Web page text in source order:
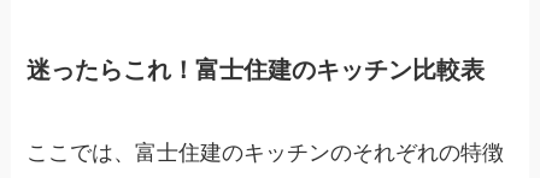
迷ったらこれ！富士住建のキッチン比較表
ここでは、富士住建のキッチンのそれぞれの特徴